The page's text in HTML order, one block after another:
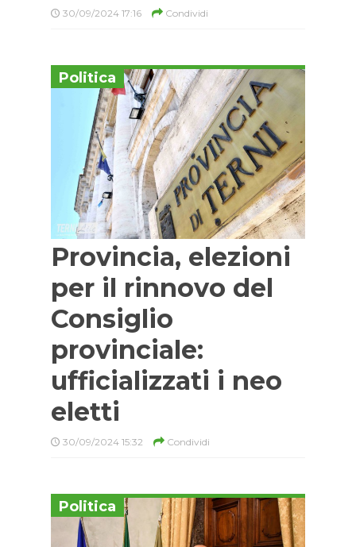
30/09/2024 17:16 Condividi
Politica
Provincia, elezioni
per il rinnovo del
Consiglio
provinciale:
ufficializzati i neo
eletti
30/09/2024 15:32 Condividi
Politica